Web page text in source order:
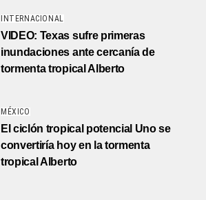
INTERNACIONAL
VIDEO: Texas sufre primeras
inundaciones ante cercanía de
tormenta tropical Alberto
MÉXICO
El ciclón tropical potencial Uno se
convertiría hoy en la tormenta
tropical Alberto